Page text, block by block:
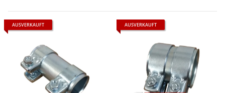
AUSVERKAUFT AUSVERKAUFT